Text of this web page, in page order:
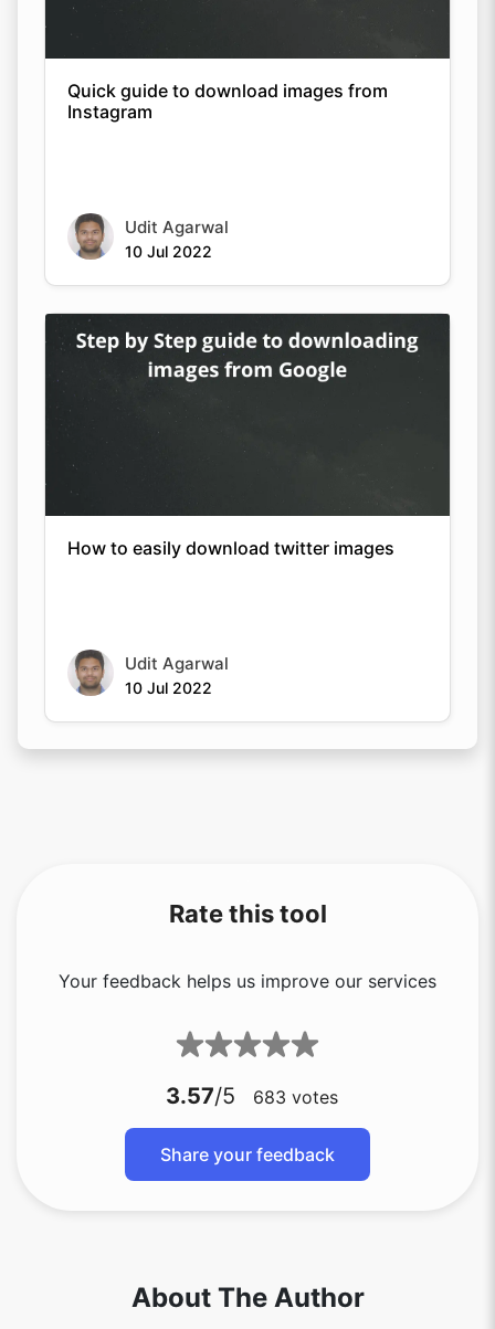
Quick guide to download images from
Instagram
Udit Agarwal
10 Jul 2022
How to easily download twitter images
Udit Agarwal
10 Jul 2022
Rate this tool
Your feedback helps us improve our services
3.57/5 683 votes
Share your feedback
About The Author